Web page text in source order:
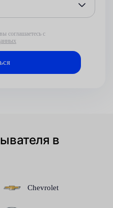
соглашаетесь с
в
Chevrolet